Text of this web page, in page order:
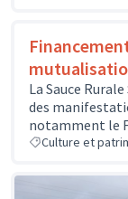
La Sauce
des
notamment le
Culture et